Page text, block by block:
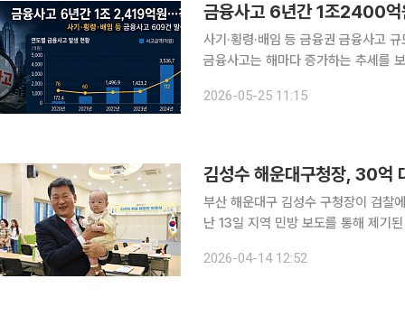
금융사고 6년간 1조2400
사기·횡령·배임 등 금융권 금융사고
금융사고는 해마다 증가하는 추세를
나온다. 25일 국회 정무위원회 소
2026-05-25 11:15
김성수 해운대구청장, 30억
부산 해운대구 김성수 구청장이 검찰
난 13일 지역 민방 보도를 통해 제기
서류를 제출해 약 30억 원대 대출을
2026-04-14 12:52